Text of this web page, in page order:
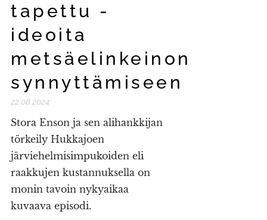
tapettu -
ideoita
metsäelinkeinon
synnyttämiseen
22.08.2024
Stora Enson ja sen alihankkijan
törkeily Hukkajoen
järviehelmisimpukoiden eli
raakkujen kustannuksella on
monin tavoin nykyaikaa
kuvaava episodi.